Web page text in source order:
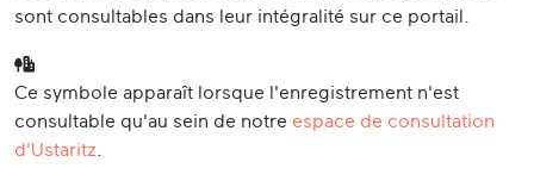
sont consultables dans leur intégralité sur ce portail.
Ce symbole apparaît lorsque l'enregistrement n'est
consultable qu'au sein de notre espace de consultation
d'Ustaritz